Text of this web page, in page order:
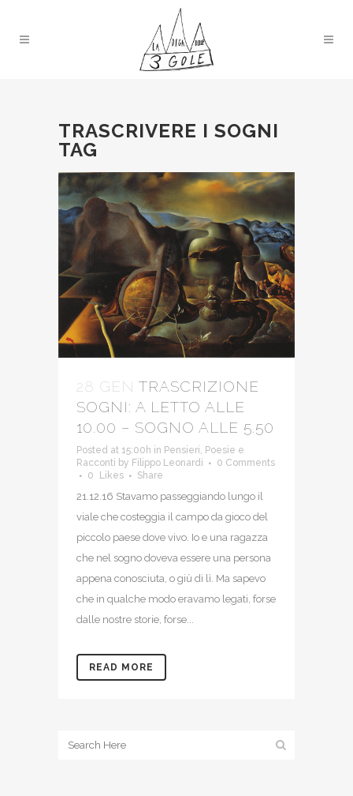
TRASCRIVERE I SOGNI
TAG
28 GEN TRASCRIZIONE
SOGNI: A LETTO ALLE
10.00 – SOGNO ALLE 5.50
Posted at 15:00h in Pensieri Poesie e
Racconti by Filippo Leonardi
0 Comments
0
Likes Share
21.12.16 Stavamo passeggiando lungo il
viale che costeggia il campo da gioco del
piccolo paese dove vivo. Io e una ragazza
che nel sogno doveva essere una persona
appena conosciuta, o giù di lì. Ma sapevo
che in qualche modo eravamo legati, forse
dalle nostre storie, forse...
READ MORE